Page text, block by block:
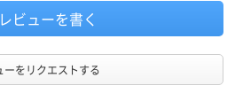
レビューを書く
ーをリクエストする